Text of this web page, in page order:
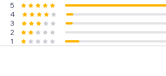
5
4
3
2
1